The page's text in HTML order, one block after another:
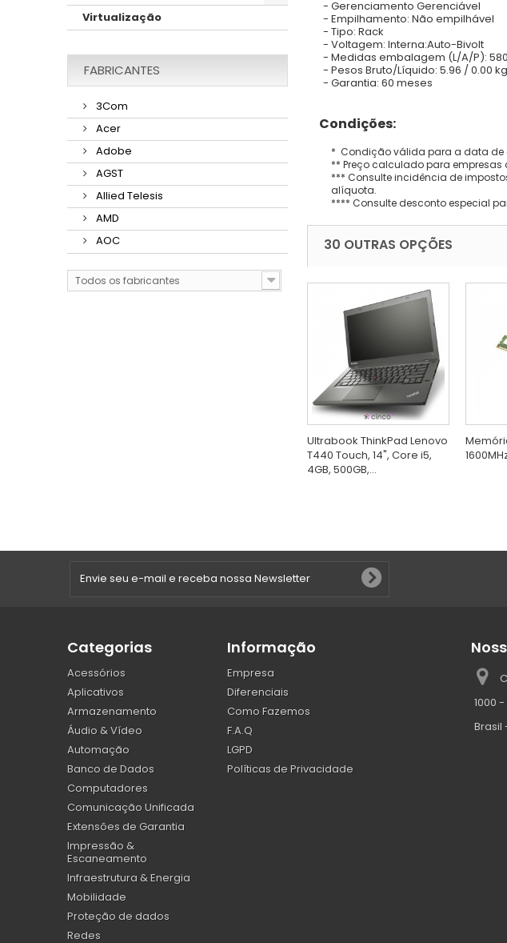
Virtualização
FABRICANTES
3Com
Acer
Adobe
AGST
Allied Telesis
AMD
AOC
Todos os fabricantes
- Gerenciamento Gerenciável
- Empilhamento: Não empilhável
- Tipo: Rack
- Voltagem: Interna:Auto-Bivolt
- Medidas embalagem (L/A/P):
- Pesos Bruto/Líquido: 5.96 / 0.00 kg
- Garantia: 60 meses
Condições:
* Condição válida para a data de
** Preço calculado para empresas
*** Consulte incidência de
alíquota.
**** Consulte desconto especial
30 OUTRAS OPÇÕES
Ultrabook ThinkPad Lenovo
T440 Touch, 14", Core i5,
4GB, 500GB,...
Categorias
Acessórios
Aplicativos
Armazenamento
Áudio & Vídeo
Automação
Banco de Dados
Computadores
Comunicação Unificada
Extensões de Garantia
Impressão &
Escaneamento
Infraestrutura & Energia
Mobilidade
Proteção de dados
Redes
Informação
Empresa
Diferenciais
Como Fazemos
F.A.Q
LGPD
Políticas de Privacidade
1000
Brasil